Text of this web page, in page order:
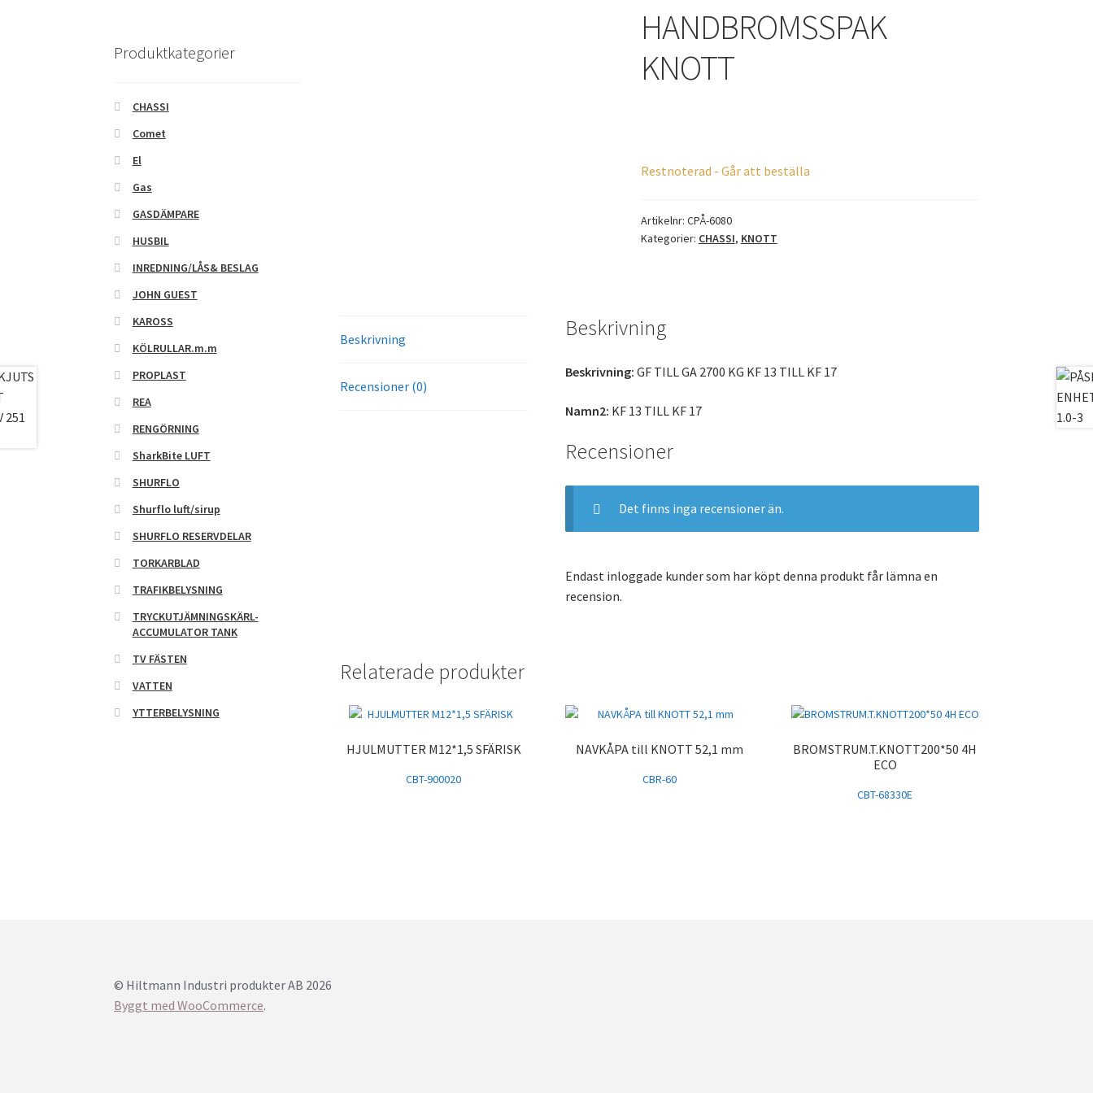
HANDBROMSSPAK
KNOTT
Restnoterad - Går att beställa
Artikelnr: CPÅ-6080
Kategorier: CHASSI, KNOTT
Beskrivning
Recensioner (0)
Beskrivning
Beskrivning: GF TILL GA 2700 KG KF 13 TILL KF 17
Namn2: KF 13 TILL KF 17
Recensioner
Det finns inga recensioner än.
Endast inloggade kunder som har köpt denna produkt får lämna en
recension.
Relaterade produkter
HJULMUTTER M12*1,5 SFÄRISK
CBT-900020
NAVKÅPA till KNOTT 52,1 mm
CBR-60
BROMSTRUM.T.KNOTT200*50 4H
ECO
CBT-68330E
Produktkategorier
CHASSI
Comet
El
Gas
GASDÄMPARE
HUSBIL
INREDNING/LÅS& BESLAG
JOHN GUEST
KAROSS
KÖLRULLAR.m.m
PROPLAST
REA
RENGÖRNING
SharkBite LUFT
SHURFLO
Shurflo luft/sirup
SHURFLO RESERVDELAR
TORKARBLAD
TRAFIKBELYSNING
TRYCKUTJÄMNINGSKÄRL-
ACCUMULATOR TANK
TV FÄSTEN
VATTEN
YTTERBELYSNING
© Hiltmann Industri produkter AB 2026
Byggt med WooCommerce.